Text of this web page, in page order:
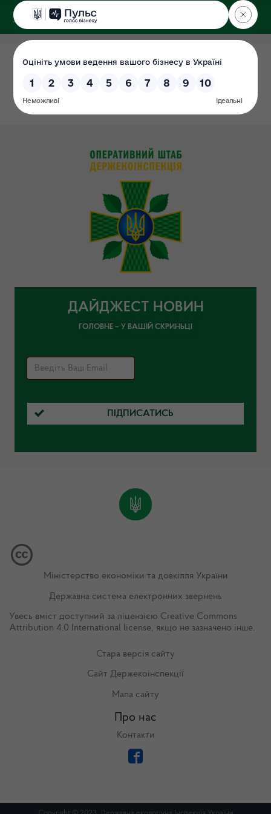
ДЕРЖЕКОІНСПЕКЦІЯ
у Вінницькій області
Система обліку
ДАЙДЖЕСТ НОВИН
ГОЛОВНЕ – У ВАШІЙ СКРИНЬЦІ
ПІДПИСАТИСЬ
Міністерство економіки та довкілля України
Державна система електронних звернень
Увесь вміст доступний за ліцензією Creative Commons
Attribution 4.0 International license, якщо не зазначено інше.
Стара версія сайту
Сайт Держекоінспекції
Мапа сайту
Про нас
Контакти